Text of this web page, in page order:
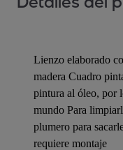
Lienzo elaborado
madera Cuadro
pintura al óleo, por
mundo Para
plumero para
requiere montaje